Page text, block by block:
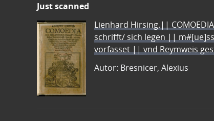
Just scanned
Lienhard Hirsing.||
schrifft/ sich legen ||
vorfasset || vnd Reymweis
Autor: Bresnicer, Alexius